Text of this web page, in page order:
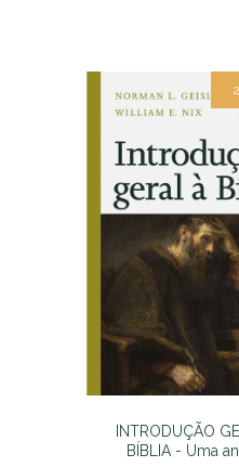
INTRODUÇÃO
BÍBLIA - Uma